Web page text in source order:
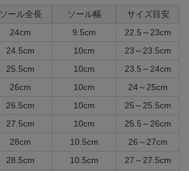
ソール全長 ソール幅
サイズ目安
24cm 9.5cm
22.5～23cm
24.5cm 10cm
23～23.5cm
25.5cm 10cm
23.5～24cm
26cm 10cm
24～25cm
26.5cm 10cm
25～25.5cm
27.5cm 10cm
25.5～26cm
28cm 10.5cm
26～27cm
28.5cm 10.5cm
27～27.5cm